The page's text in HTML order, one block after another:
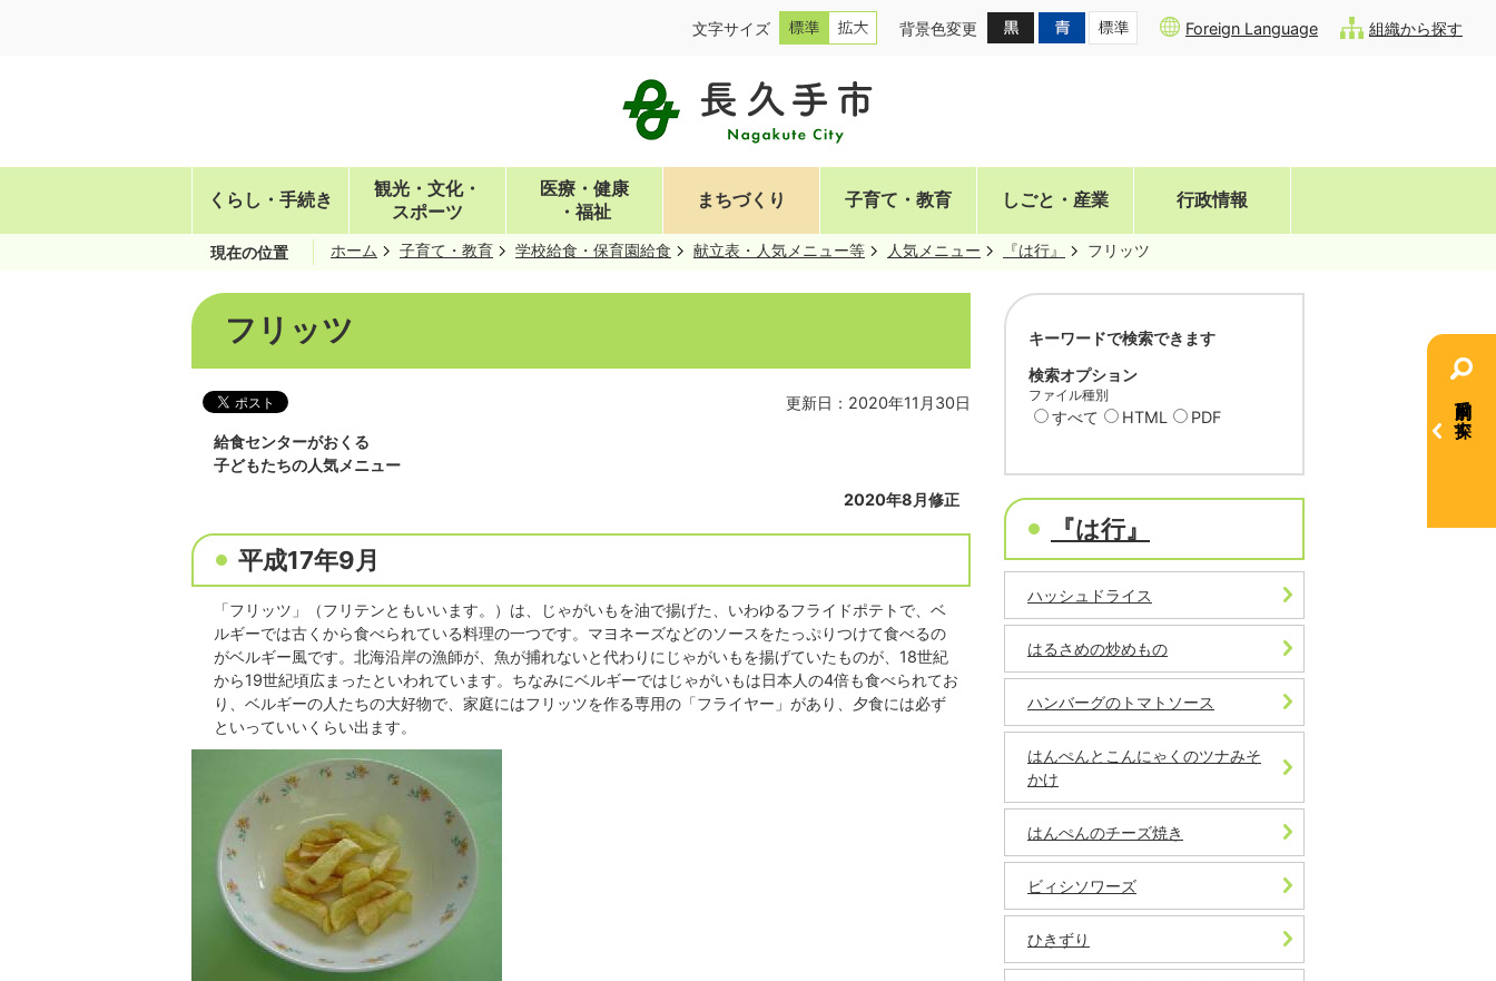
文字サイズ 背景色変更 Foreign Language 組織から探す
くらし・手続き
観光・文化・
スポーツ
医療・健康
・福祉
まちづくり 子育て・教育 しごと・産業 行政情報
目的別で探す
現在の位置 ホーム 子育て・教育 学校給食・保育園給食 献立表・人気メニュー等 人気メニュー 『は行』 フリッツ
フリッツ
更新日：2020年11月30日
給食センターがおくる
子どもたちの人気メニュー
2020年8月修正
平成17年9月
「フリッツ」（フリテンともいいます。）は、じゃがいもを油で揚げた、いわゆるフライドポテトで、ベ
ルギーでは古くから食べられている料理の一つです。マヨネーズなどのソースをたっぷりつけて食べるの
がベルギー風です。北海沿岸の漁師が、魚が捕れないと代わりにじゃがいもを揚げていたものが、18世紀
から19世紀頃広まったといわれています。ちなみにベルギーではじゃがいもは日本人の4倍も食べられてお
り、ベルギーの人たちの大好物で、家庭にはフリッツを作る専用の「フライヤー」があり、夕食には必ず
といっていいくらい出ます。
キーワードで検索できます
検索オプション
ファイル種別
すべて HTML PDF
『は行』
ハッシュドライス
はるさめの炒めもの
ハンバーグのトマトソース
はんぺんとこんにゃくのツナみそ
かけ
はんぺんのチーズ焼き
ビィシソワーズ
ひきずり